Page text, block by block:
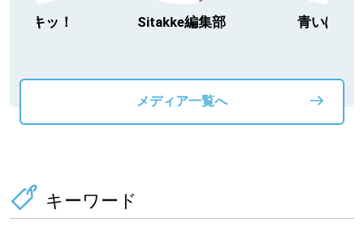
編集部 青いぽすと
「北海道３大
メディア一覧へ
キーワード